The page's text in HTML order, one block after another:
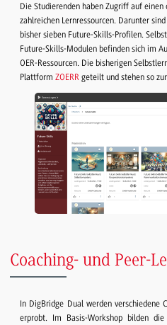
Die Studierenden haben Zugriff auf
zahlreichen Lernressourcen. Darunter
bisher sieben Future-Skills-Profilen.
Future-Skills-Modulen befinden sich im
OER-Ressourcen. Die bisherigen
Plattform ZOERR geteilt und stehen so
Coaching- und Peer-
In DigBridge Dual werden verschiedene
erprobt. Im Basis-Workshop bilden